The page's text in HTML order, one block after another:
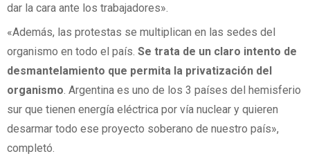
dar la cara ante los trabajadores».
«Además, las protestas se multiplican en las sedes del
organismo en todo el país. Se trata de un claro intento de
desmantelamiento que permita la privatización del
organismo. Argentina es uno de los 3 países del hemisferio
sur que tienen energía eléctrica por vía nuclear y quieren
desarmar todo ese proyecto soberano de nuestro país»,
completó.